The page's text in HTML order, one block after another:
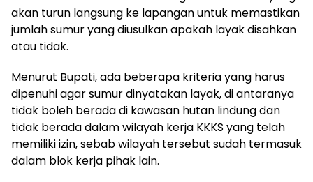
akan turun langsung ke lapangan untuk memastikan
jumlah sumur yang diusulkan apakah layak disahkan
atau tidak.
Menurut Bupati, ada beberapa kriteria yang harus
dipenuhi agar sumur dinyatakan layak, di antaranya
tidak boleh berada di kawasan hutan lindung dan
tidak berada dalam wilayah kerja KKKS yang telah
memiliki izin, sebab wilayah tersebut sudah termasuk
dalam blok kerja pihak lain.